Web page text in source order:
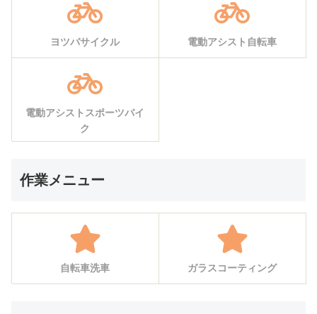
ヨツバサイクル 電動アシスト自転車
電動アシストスポーツバイ
ク
作業メニュー
自転車洗車 ガラスコーティング